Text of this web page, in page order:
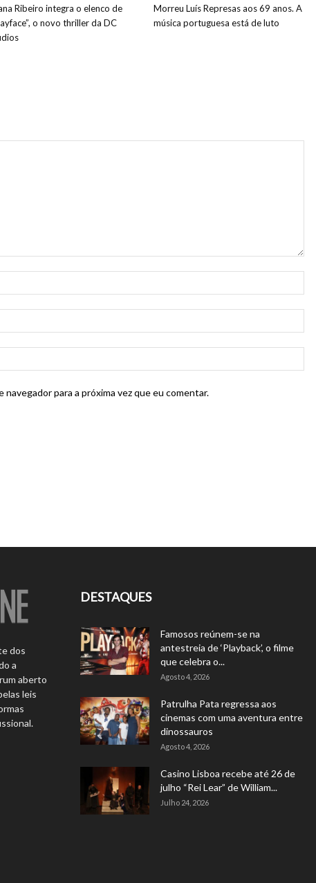
Ribeiro integra o elenco de
o novo thriller da DC
Morreu Luís Represas aos 69 anos. A
música portuguesa está de luto
para a próxima vez que eu comentar.
dos
a
aberto
leis
DESTAQUES
Famosos reúnem-se na
antestreia de ‘Playback’, o filme
que celebra o...
Agosto 4, 2026
Patrulha Pata regressa aos
cinemas com uma aventura entre
dinossauros
Agosto 4, 2026
Casino Lisboa recebe até 26 de
julho “Rei Lear” de William...
Julho 24, 2026